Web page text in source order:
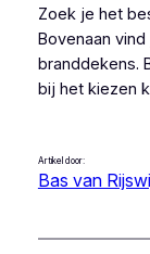
Zoek je het
Bovenaan
branddekens.
bij het kiezen
Artikel door:
Bas van